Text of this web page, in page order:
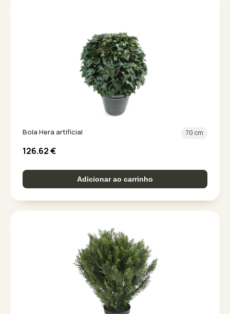
Bola Hera artificial 70 cm
126.62€
Adicionar ao carrinho